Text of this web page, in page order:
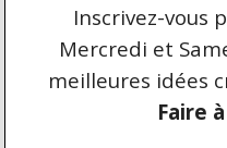
CONDITIONS